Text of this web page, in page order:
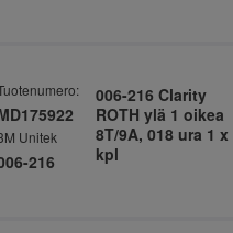
Unitek
216
006-216 Clarity
ROTH ylä 1 oikea
8T/9A, 018 ura 1 x
kpl